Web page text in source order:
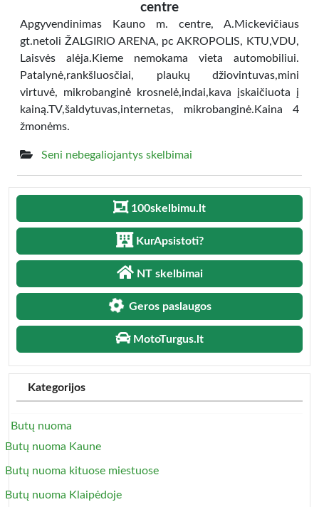
centre
Apgyvendinimas Kauno m. centre, A.Mickevičiaus
gt.netoli ŽALGIRIO ARENA, pc AKROPOLIS, KTU,VDU,
Laisvės alėja.Kieme nemokama vieta automobiliui.
Patalynė,rankšluosčiai, plaukų džiovintuvas,mini
virtuvė, mikrobanginė krosnelė,indai,kava įskaičiuota į
kainą.TV,šaldytuvas,internetas, mikrobanginė.Kaina 4
žmonėms.
Seni nebegaliojantys skelbimai
100skelbimu.lt
KurApsistoti?
NT skelbimai
Geros paslaugos
MotoTurgus.lt
Kategorijos
Butų nuoma
Butų nuoma Kaune
Butų nuoma kituose miestuose
Butų nuoma Klaipėdoje